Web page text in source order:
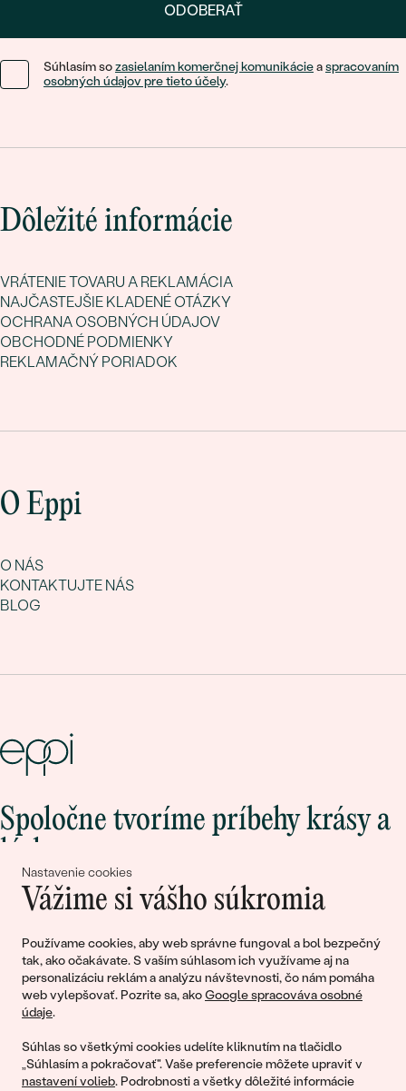
Nastavenie cookies
Vážime si vášho súkromia
Používame cookies, aby web správne fungoval a bol bezpečný
tak, ako očakávate. S vaším súhlasom ich využívame aj na
personalizáciu reklám a analýzu návštevnosti, čo nám pomáha
web vylepšovať. Pozrite sa, akoGoogle spracováva osobné
údaje.
Súhlas so všetkými cookies udelíte kliknutím na tlačidlo
„Súhlasím a pokračovať". Vaše preferencie môžete upraviť v
nastavení volieb. Podrobnosti a všetky dôležité informácie
ODOBERAŤ
Súhlasím sozasielaním komerčnej komunikácieaspracovaním
osobných údajov pre tieto účely.
Dôležité informácie
VRÁTENIE TOVARU A REKLAMÁCIA
NAJČASTEJŠIE KLADENÉ OTÁZKY
OCHRANA OSOBNÝCH ÚDAJOV
OBCHODNÉ PODMIENKY
REKLAMAČNÝ PORIADOK
O Eppi
O NÁS
KONTAKTUJTE NÁS
BLOG
Spoločne tvoríme príbehy krásy a
Pripojte sa k nám!
© 2011 - 2026, Eppi.sk